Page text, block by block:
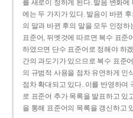
를 새로이 정하게 된다. 발음 변화
에는 두 가지가 있다. 발음이 바뀐
의 말과 바뀐 후의 말을 모두 인정
표준어, 뒤엣것에 따르면 복수 표준
하였으면 단수 표준어로 정해야 하
간의 과도기가 있으므로 복수 표준
의 규범적 사용을 점차 유연하게 인
점차 확대되고 있다. 이를 반영하여
로 표준어 추가 목록을 발표하고 있
을 통해 표준어의 목록을 갱신하고